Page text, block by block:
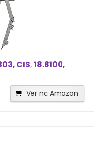
CIS, 18.8100,
Ver na Amazon